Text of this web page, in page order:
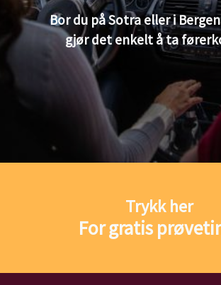
Bor du på Sotra eller i Bergen
gjør det enkelt å ta
Trykk her
For gratis